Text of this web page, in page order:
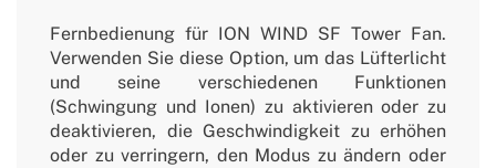
Fernbedienung für ION WIND SF Tower Fan.
Verwenden Sie diese Option, um das Lüfterlicht
und seine verschiedenen Funktionen
(Schwingung und Ionen) zu aktivieren oder zu
deaktivieren, die Geschwindigkeit zu erhöhen
oder zu verringern, den Modus zu ändern oder